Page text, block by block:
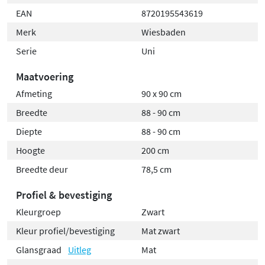
compacte ontwerp en de strakke matzwarte afwerking
passen uitstekend in zowel kleine als ruime badkamers.
Verkrijgbaar in formaten 90x90cm en 100x100cm.
EAN
8720195543619
Merk
Wiesbaden
Serie
Uni
Maatvoering
Afmeting
90 x 90 cm
Breedte
88 - 90 cm
Diepte
88 - 90 cm
Hoogte
200 cm
Breedte deur
78,5 cm
Profiel & bevestiging
Kleurgroep
Zwart
Kleur profiel/bevestiging
Mat zwart
Glansgraad
Uitleg
Mat